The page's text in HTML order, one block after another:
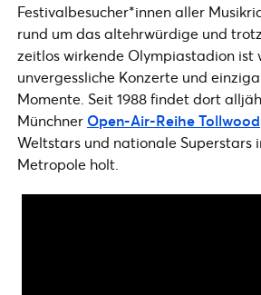
Festivalbesucher*innen aller
rund um das altehrwürdige und
zeitlos wirkende Olympiastadion ist
unvergessliche Konzerte und
Momente. Seit 1988 findet dort
Münchner Open-Air-Reihe Tollwood
Weltstars und nationale Superstars
Metropole holt.